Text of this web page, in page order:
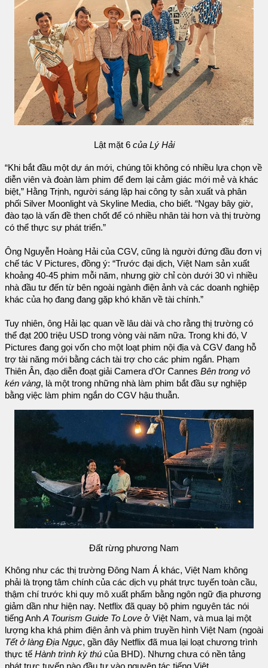
Lật mặt 6 của Lý Hải
“Khi bắt đầu một dự án mới, chúng tôi không có nhiều lựa chọn về
diễn viên và đoàn làm phim để đem lại cảm giác mới mẻ và khác
biệt,” Hằng Trịnh, người sáng lập hai công ty sản xuất và phân
phối Silver Moonlight và Skyline Media, cho biết. “Ngay bây giờ,
đào tạo là vấn đề then chốt để có nhiều nhân tài hơn và thị trường
có thể thực sự phát triển.”
Ông Nguyễn Hoàng Hải của CGV, cũng là người đứng đầu đơn vị
chế tác V Pictures, đồng ý: “Trước đại dịch, Việt Nam sản xuất
khoảng 40-45 phim mỗi năm, nhưng giờ chỉ còn dưới 30 vì nhiều
nhà đầu tư đến từ bên ngoài ngành điện ảnh và các doanh nghiệp
khác của họ đang đang gặp khó khăn về tài chính.”
Tuy nhiên, ông Hải lạc quan về lâu dài và cho rằng thị trường có
thể đạt 200 triệu USD trong vòng vài năm nữa. Trong khi đó, V
Pictures đang gọi vốn cho một loạt phim nội địa và CGV đang hỗ
trợ tài năng mới bằng cách tài trợ cho các phim ngắn. Phạm
Thiên Ân, đạo diễn đoạt giải Camera d’Or Cannes Bên trong vỏ
kén vàng, là một trong những nhà làm phim bắt đầu sự nghiệp
bằng việc làm phim ngắn do CGV hậu thuẫn.
Đất rừng phương Nam
Không như các thị trường Đông Nam Á khác, Việt Nam không
phải là trọng tâm chính của các dịch vụ phát trực tuyến toàn cầu,
thậm chí trước khi quy mô xuất phẩm bằng ngôn ngữ địa phương
giảm dần như hiện nay. Netflix đã quay bộ phim nguyên tác nói
tiếng AnhA Tourism Guide To Love ở Việt Nam, và mua lại một
lượng kha khá phim điện ảnh và phim truyền hình Việt Nam (ngoài
Tết ở làng Địa Ngục, gần đây Netflix đã mua lại loạt chương trình
thực tế Hành trình kỳ thú của BHD). Nhưng chưa có nền tảng